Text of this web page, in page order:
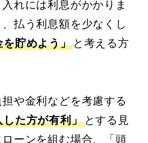
れには利息がかかりま
払う利息額を少なくし
を貯めよう」と考える方
や金利などを考慮する
た方が有利」とする見
ーンを組む場合、「頭